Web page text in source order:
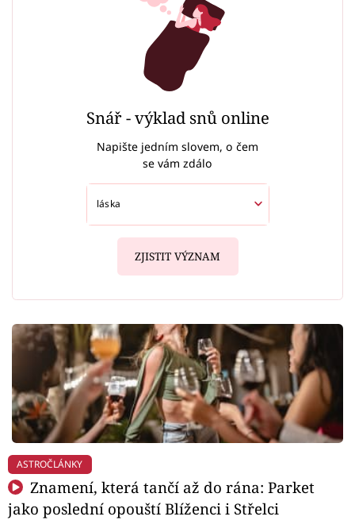
Snář - výklad snů online
Napište jedním slovem, o čem
se vám zdálo
ZJISTIT VÝZNAM
ASTROČLÁNKY
Znamení, která tančí až do rána: Parket
jako poslední opouští Blíženci i Střelci